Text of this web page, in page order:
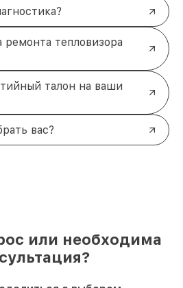
ремонта тепловизора
талон на ваши
вас?
или необходима